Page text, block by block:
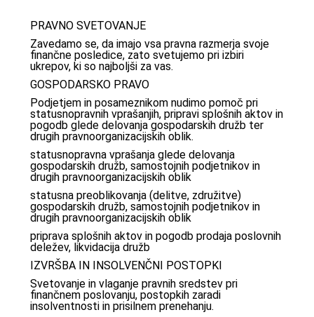
PRAVNO SVETOVANJE
Zavedamo se, da imajo vsa pravna razmerja svoje
finančne posledice, zato svetujemo pri izbiri
ukrepov, ki so najboljši za vas.
GOSPODARSKO PRAVO
Podjetjem in posameznikom nudimo pomoč pri
statusnopravnih vprašanjih, pripravi splošnih aktov in
pogodb glede delovanja gospodarskih družb ter
drugih pravnoorganizacijskih oblik.
statusnopravna vprašanja glede delovanja
gospodarskih družb, samostojnih podjetnikov in
drugih pravnoorganizacijskih oblik
statusna preoblikovanja (delitve, združitve)
gospodarskih družb, samostojnih podjetnikov in
drugih pravnoorganizacijskih oblik
priprava splošnih aktov in pogodb prodaja poslovnih
deležev, likvidacija družb
IZVRŠBA IN INSOLVENČNI POSTOPKI
Svetovanje in vlaganje pravnih sredstev pri
finančnem poslovanju, postopkih zaradi
insolventnosti in prisilnem prenehanju.